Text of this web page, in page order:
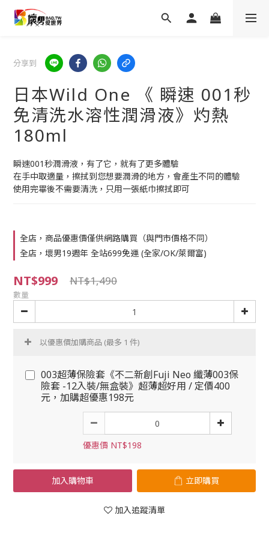
分享到
日本Wild One 《 瞬速 001秒
免清洗水溶性潤滑液》灼熱
180ml
瞬速001秒潤滑液，有了它，就有了更多體驗
在手中取適量，擦拭到您想要潤滑的地方，會產生不同的體驗
使用完畢後不需要清洗，只用一張紙巾擦拭即可
全店，商品優惠價僅供網路購買（與門市價格不同）
全店，壞男19週年 全站699免運 (全家/OK/萊爾富)
NT$999 NT$1,490
數量
以優惠價加購商品 (最多 1 件)
003超薄保險套《不二新創Fuji Neo 纖薄003保
險套 -12入裝/無盒裝》超薄超好用 / 定價400
元，加購超優惠198元
優惠價 NT$198
加入購物車 立即購買
加入追蹤清單